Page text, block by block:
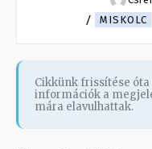
MISKOLC
Cikkünk frissítése
információk a
mára elavulhattak.